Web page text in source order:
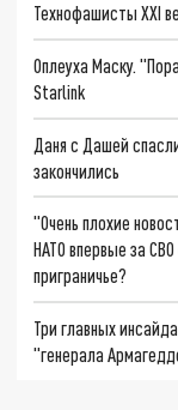
Технофашисты XXI
Оплеуха Маску.
Starlink
Даня с Дашей
закончились
"Очень плохие
НАТО впервые за
приграничье?
Три главных
"генерала